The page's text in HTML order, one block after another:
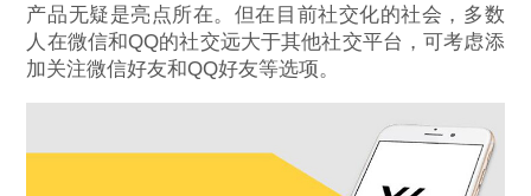
产品无疑是亮点所在。但在目前社交化的社会，多数
人在微信和QQ的社交远大于其他社交平台，可考虑添
加关注微信好友和QQ好友等选项。